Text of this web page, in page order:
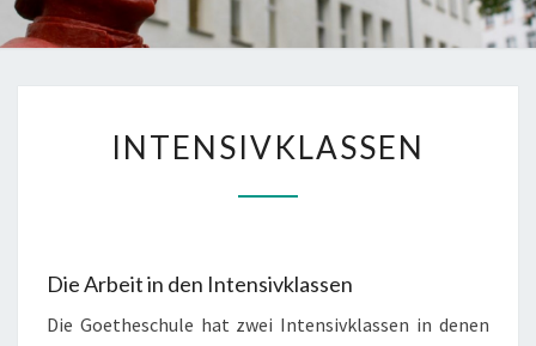
INTENSIVKLASSEN
Die Arbeit in den Intensivklassen
Die Goetheschule hat zwei Intensivklassen in denen